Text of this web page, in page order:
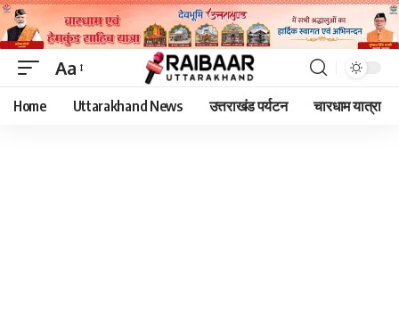
Font
Resizer
Aa
Home Uttarakhand News उत्तराखंड पर्यटन चारधाम यात्रा